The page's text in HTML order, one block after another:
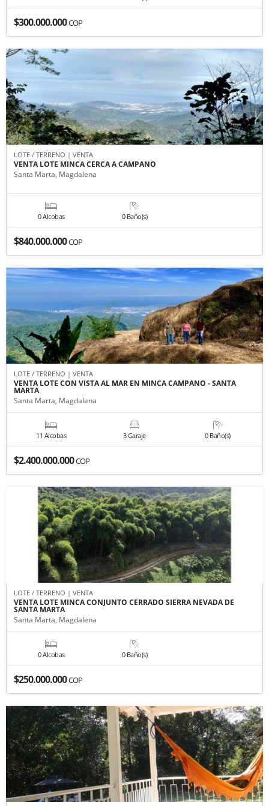
$300.000.000COP
LOTE / TERRENO | VENTA
VENTA LOTE MINCA CERCA A CAMPANO
Santa Marta, Magdalena
0 Alcobas 0 Baño(s)
$840.000.000COP
LOTE / TERRENO | VENTA
VENTA LOTE CON VISTA AL MAR EN MINCA CAMPANO - SANTA
MARTA
Santa Marta, Magdalena
11 Alcobas 3 Garaje 0 Baño(s)
$2.400.000.000COP
LOTE / TERRENO | VENTA
VENTA LOTE MINCA CONJUNTO CERRADO SIERRA NEVADA DE
SANTA MARTA
Santa Marta, Magdalena
0 Alcobas 0 Baño(s)
$250.000.000COP